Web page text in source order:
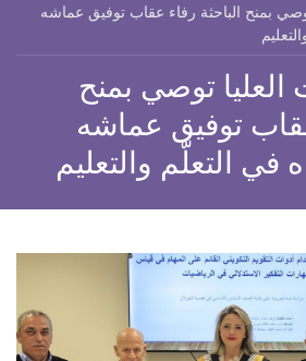
بمنح الباحثة رفاء عقاب توفيق عماشه
العليا توصي بمنح
توفيق عماشه
في التعلّم والتعليم